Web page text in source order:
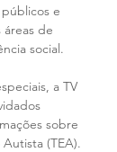
e
áreas de
social.
a TV
sobre
(TEA).